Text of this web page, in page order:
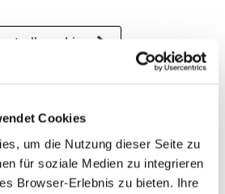
Cookies
um die Nutzung dieser Seite zu
für soziale Medien zu integrieren
Browser-Erlebnis zu bieten. Ihre
all cookies
tour